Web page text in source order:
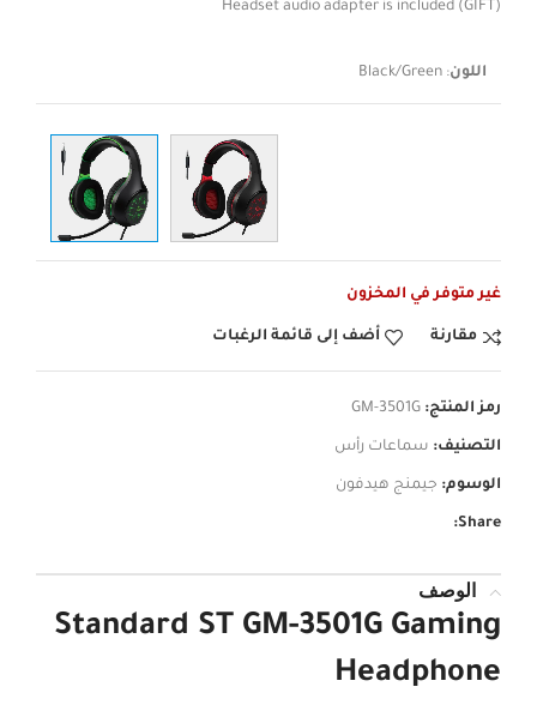
(GIFT) Headset audio adapter is included
اللون:
Black/Green
غير متوفر في المخزون
مقارنة أضف إلى قائمة الرغبات
رمز المنتج: GM-3501G
التصنيف: سماعات رأس
الوسوم: جيمنج هيدفون
Share:
الوصف
Standard ST GM-3501G Gaming
Headphone